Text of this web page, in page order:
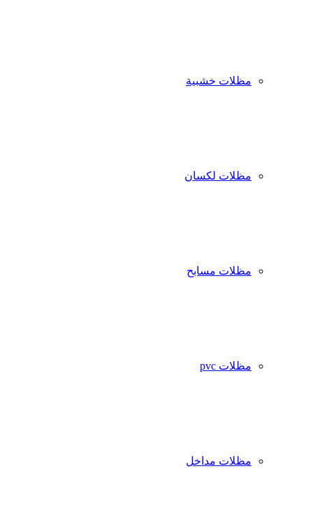
مظلات خشبية
مظلات لكسان
مظلات مسابح
مظلات pvc
مظلات مداخل